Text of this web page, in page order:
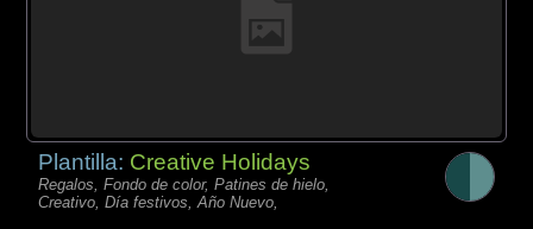
Plantilla: Creative Holidays
Regalos, Fondo de color, Patines de hielo,
Creativo, Día festivos, Año Nuevo,